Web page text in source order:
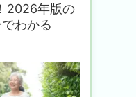
2026年版の
わかる